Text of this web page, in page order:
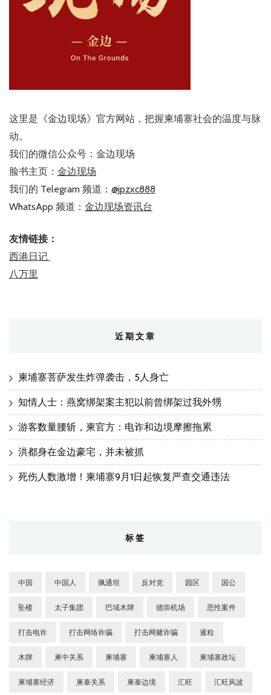
这里是《金边现场》官方网站，把握柬埔寨社会的温度与脉
动。
我们的微信公众号：金边现场
脸书主页： 金边现场
我们的 Telegram 频道： @jpzxc888
WhatsApp 频道： 金边现场资讯台
友情链接：
西港日记
八万里
近期文章
柬埔寨菩萨发生炸弹袭击，5人身亡
知情人士：燕窝绑架案主犯以前曾绑架过我外甥
游客数量腰斩，柬官方：电诈和边境摩擦拖累
洪都身在金边豪宅，并未被抓
死伤人数激增！柬埔寨9月1日起恢复严查交通违法
标签
中国 中国人 佩通坦 反对党 园区 国公
坠楼 太子集团 巴域木牌 德崇机场 恶性案件
打击电诈 打击网络诈骗 打击网赌诈骗 暹粒
木牌 柬中关系 柬埔寨 柬埔寨人 柬埔寨政坛
柬埔寨经济 柬泰关系 柬泰边境 汇旺 汇旺风波